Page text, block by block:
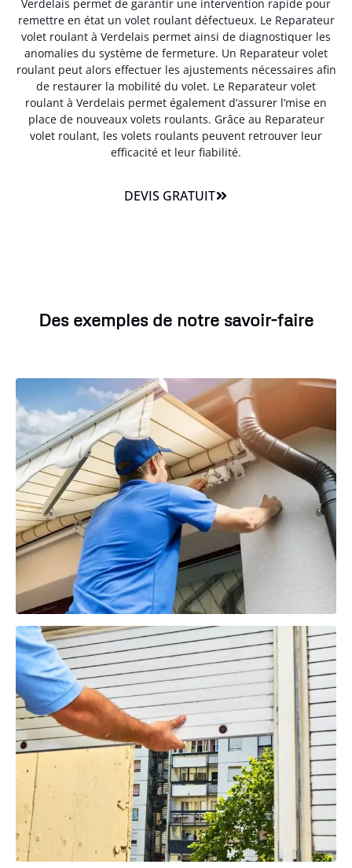
Verdelais permet de garantir une intervention rapide pour
remettre en état un volet roulant défectueux. Le Reparateur
volet roulant à Verdelais permet ainsi de diagnostiquer les
anomalies du système de fermeture. Un Reparateur volet
roulant peut alors effectuer les ajustements nécessaires afin
de restaurer la mobilité du volet. Le Reparateur volet
roulant à Verdelais permet également d’assurer l’mise en
place de nouveaux volets roulants. Grâce au Reparateur
volet roulant, les volets roulants peuvent retrouver leur
efficacité et leur fiabilité.
DEVIS GRATUIT
Des exemples de notre savoir-faire